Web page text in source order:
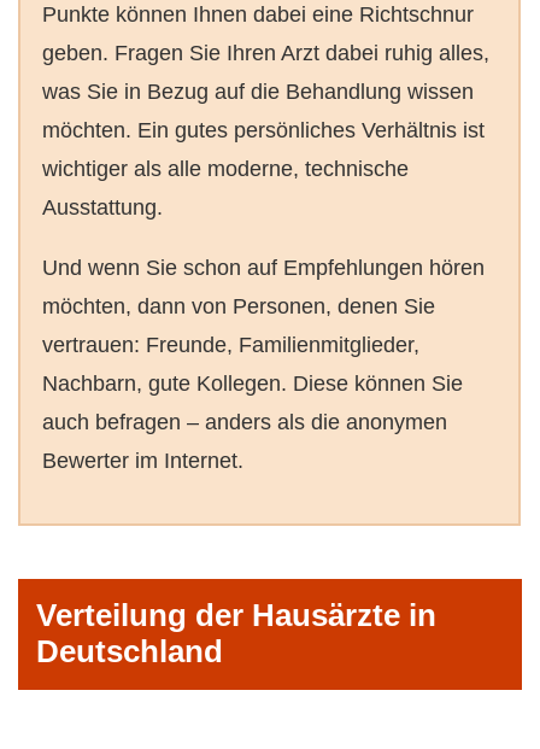
Punkte können Ihnen dabei eine Richtschnur
geben. Fragen Sie Ihren Arzt dabei ruhig alles,
was Sie in Bezug auf die Behandlung wissen
möchten. Ein gutes persönliches Verhältnis ist
wichtiger als alle moderne, technische
Ausstattung.
Und wenn Sie schon auf Empfehlungen hören
möchten, dann von Personen, denen Sie
vertrauen: Freunde, Familienmitglieder,
Nachbarn, gute Kollegen. Diese können Sie
auch befragen – anders als die anonymen
Bewerter im Internet.
Verteilung der Hausärzte in
Deutschland